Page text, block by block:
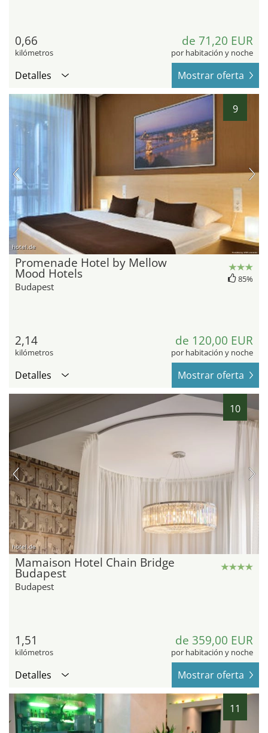
0,66
kilómetros
de 71,20 EUR
por habitación y noche
Detalles Mostrar oferta
9
hotel.de
Promenade Hotel by Mellow
Mood Hotels
Budapest
85%
2,14
kilómetros
de 120,00 EUR
por habitación y noche
Detalles Mostrar oferta
10
hotel.de
Mamaison Hotel Chain Bridge
Budapest
Budapest
1,51
kilómetros
de 359,00 EUR
por habitación y noche
Detalles Mostrar oferta
11